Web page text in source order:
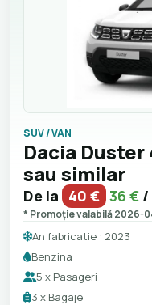
SUV / VAN
Dacia Duster
sau similar
De la 40 € 36 € /
* Promoție valabilă 2026-
An fabricatie : 2023
Benzina
5 x Pasageri
3 x Bagaje